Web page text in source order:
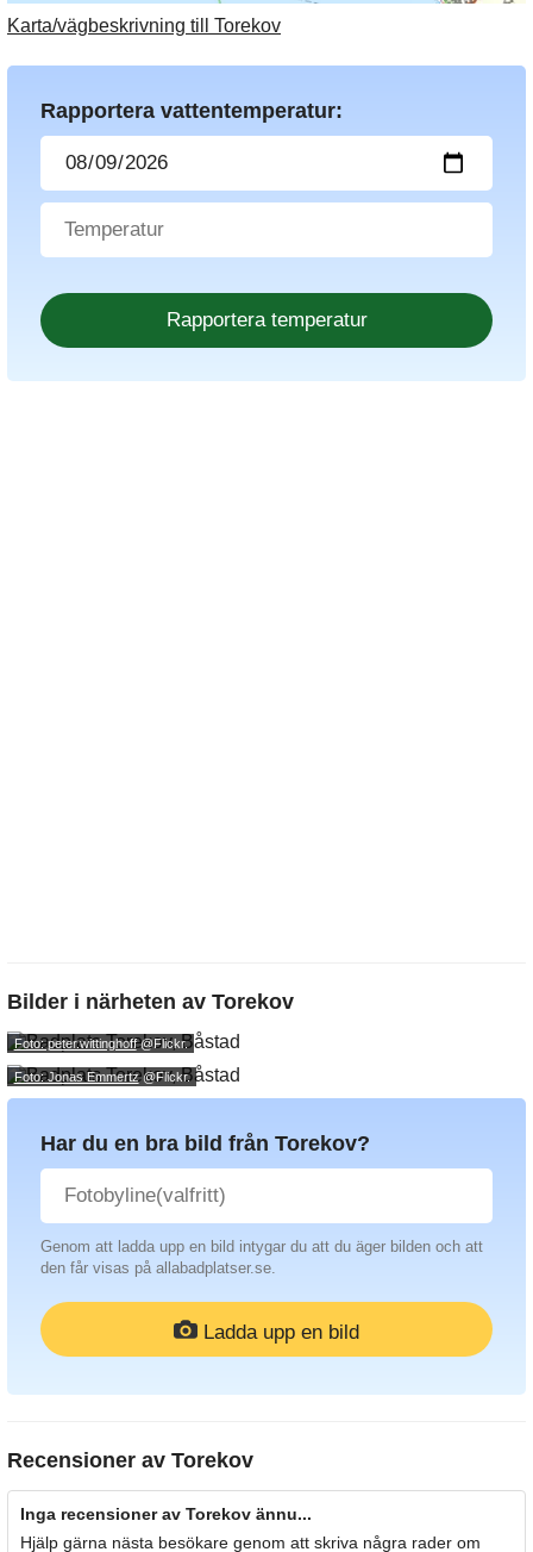
Karta/vägbeskrivning till Torekov
Rapportera vattentemperatur:
Bilder i närheten av Torekov
Foto: peter.wittinghoff@Flickr.
Foto: Jonas Emmertz@Flickr.
Har du en bra bild från Torekov?
Genom att ladda upp en bild intygar du att du äger bilden och att
den får visas på allabadplatser.se.
Ladda upp en bild
Recensioner av Torekov
Inga recensioner av Torekov ännu...
Hjälp gärna nästa besökare genom att skriva några rader om